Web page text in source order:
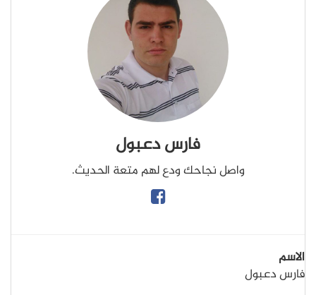
فارس دعبول
واصل نجاحك ودع لهم متعة الحديث.
الاسم
فارس دعبول